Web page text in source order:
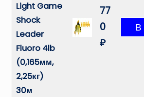
Light Game
Shock
Leader
Fluoro 4lb
(0,165мм,
2,25кг)
30м
77
0
₽